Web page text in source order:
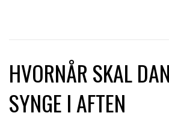
HVORNÅR SKAL
SYNGE I AFTEN